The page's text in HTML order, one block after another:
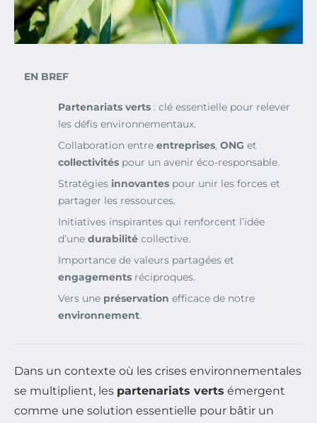
EN BREF
Partenariats verts : clé essentielle pour relever
les défis environnementaux.
Collaboration entre entreprises, ONG et
collectivités pour un avenir éco-responsable.
Stratégies innovantes pour unir les forces et
partager les ressources.
Initiatives inspirantes qui renforcent l’idée
d’une durabilité collective.
Importance de valeurs partagées et
engagements réciproques.
Vers une préservation efficace de notre
environnement.
Dans un contexte où les crises environnementales
se multiplient, les partenariats verts émergent
comme une solution essentielle pour bâtir un